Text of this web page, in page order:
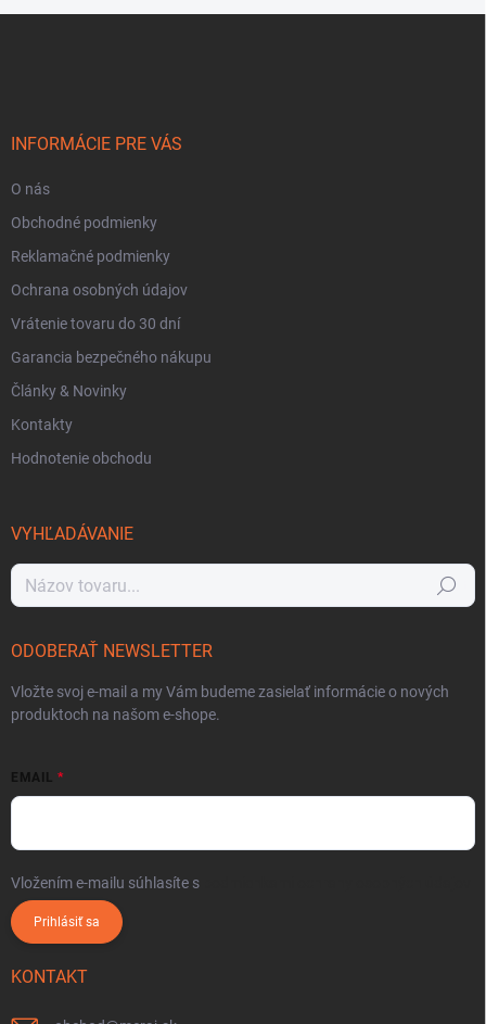
INFORMÁCIE PRE VÁS
O nás
Obchodné podmienky
Reklamačné podmienky
Ochrana osobných údajov
Vrátenie tovaru do 30 dní
Garancia bezpečného nákupu
Články & Novinky
Kontakty
Hodnotenie obchodu
VYHĽADÁVANIE
Hľadať
ODOBERAŤ NEWSLETTER
Vložte svoj e-mail a my Vám budeme zasielať informácie o nových
produktoch na našom e-shope.
EMAIL
Vložením e-mailu súhlasíte s
Prihlásiť sa
KONTAKT